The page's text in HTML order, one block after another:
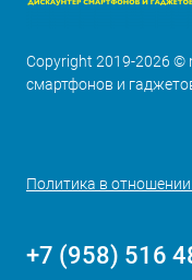
Copyright 2019-2026 ©
смартфонов и
Политика в
+7 (958) 516